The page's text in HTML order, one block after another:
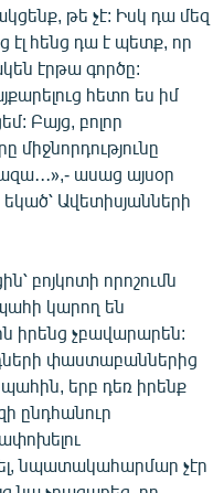
թե չէ: Իսկ դա մեզ
էլ հենց դա է պետք, որ
էրթա գործը:
հետո ես իմ
Բայց, բոլոր
ասաց այսօր
եկած՝ Ավետիսյանների
բոյկոտի որոշումն
կարող են
իրենց չբավարարեն:
փաստաբաններից
երբ դեռ իրենք
ընդհանուր
նպատակահարմար չէր